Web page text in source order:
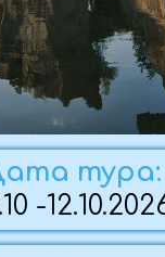
76-98
тур,
поездки:
тура: